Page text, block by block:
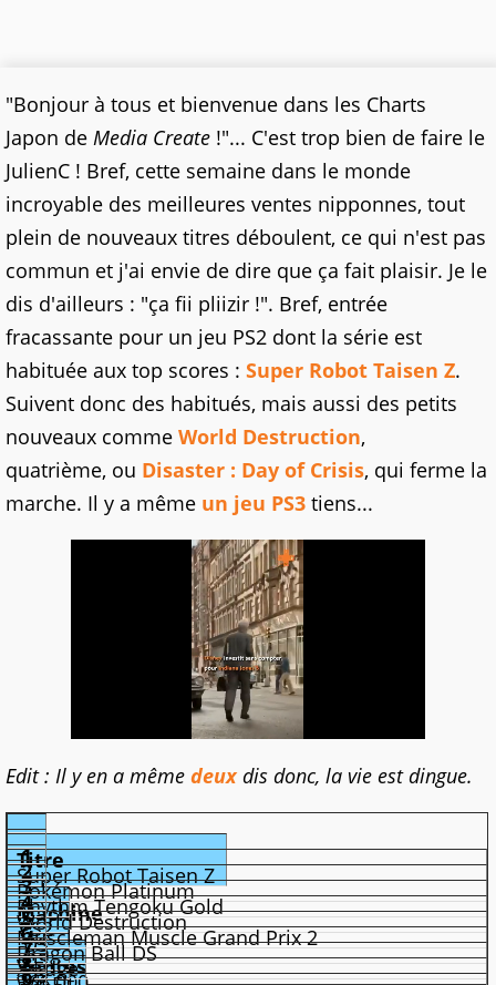
"Bonjour à tous et bienvenue dans les Charts
Japon de Media Create !"... C'est trop bien de faire le
JulienC ! Bref, cette semaine dans le monde
incroyable des meilleures ventes nipponnes, tout
plein de nouveaux titres déboulent, ce qui n'est pas
commun et j'ai envie de dire que ça fait plaisir. Je le
dis d'ailleurs : "ça fii pliizir !". Bref, entrée
fracassante pour un jeu PS2 dont la série est
habituée aux top scores : Super Robot Taisen Z.
Suivent donc des habitués, mais aussi des petits
nouveaux comme World Destruction,
quatrième, ou Disaster : Day of Crisis, qui ferme la
marche. Il y a même un jeu PS3 tiens...
Edit : Il y en a même deuxdis donc, la vie est dingue.
Rang
Titre
Machine
Ventes
1
Super Robot Taisen Z
PS2
2
Pokémon Platinum
DS
3
Rhythm Tengoku Gold
DS
4
World Destruction
DS
5
Muscleman Muscle Grand Prix 2
6
Dragon Ball DS
7
X Edge
8
9